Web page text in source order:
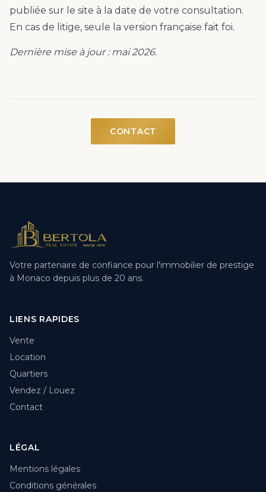
publiée sur le site à la date de votre consultation.
En cas de litige, seule la version française fait foi.
Dernière mise à jour : mai 2026.
CONTACT
Votre partenaire de confiance pour l'immobilier de prestige
à Monaco depuis plus de 20 ans.
LIENS RAPIDES
Vente
Location
Quartiers
Vendez / Louez
Contact
LÉGAL
Mentions légales
Conditions générales